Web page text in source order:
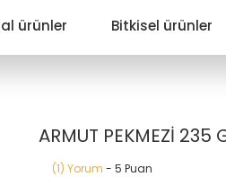
ürünler Bitkisel ürünler
ARMUT PEKMEZİ 235
(1) Yorum - 5 Puan